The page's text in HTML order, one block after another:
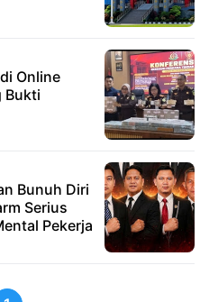
Online
Bukti
Bunuh Diri
Serius
Pekerja